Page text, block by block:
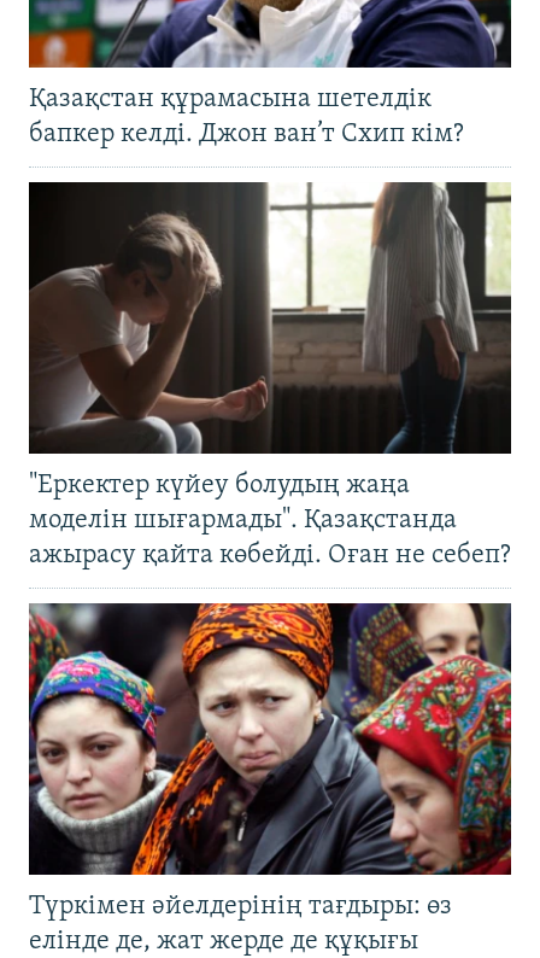
Қазақстан құрамасына шетелдік
бапкер келді. Джон ван’т Схип кім?
"Еркектер күйеу болудың жаңа
моделін шығармады". Қазақстанда
ажырасу қайта көбейді. Оған не себеп?
Түркімен әйелдерінің тағдыры: өз
елінде де, жат жерде де құқығы